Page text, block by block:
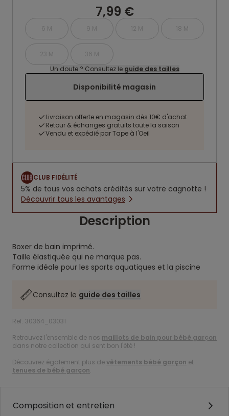
7,99 €
6 M 9 M 12 M 18 M
23 M
36 M
Un doute ? Consultez le guide des tailles
Disponibilité magasin
Livraison offerte en magasin dès 10€ d'achat
Retour & échanges gratuits toute la saison
Vendu et expédié par Tape à l'Oeil
CLUB FIDÉLITÉ
5% de tous vos achats crédités sur votre cagnotte !
Découvrir tous les avantages
Description
Boxer de bain imprimé.
Taille élastiquée qui ne marque pas.
Forme idéale pour les sports aquatiques et la piscine
Consultez le guide des tailles
Ref. 30364_03031
Retrouvez l'ensemble de nos maillots de bain pour bébé garçon
dans notre collection qui sent bon l'été !
Découvrez également plus devêtements bébé garçon et
tenues de bébé garçon.
Composition et entretien